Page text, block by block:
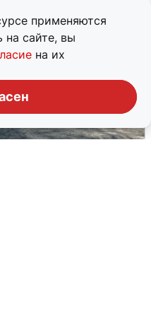
применяются
на сайте, вы
на их